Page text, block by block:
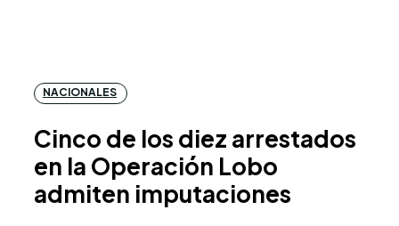
NACIONALES
Cinco de los diez arrestados
en la Operación Lobo
admiten imputaciones